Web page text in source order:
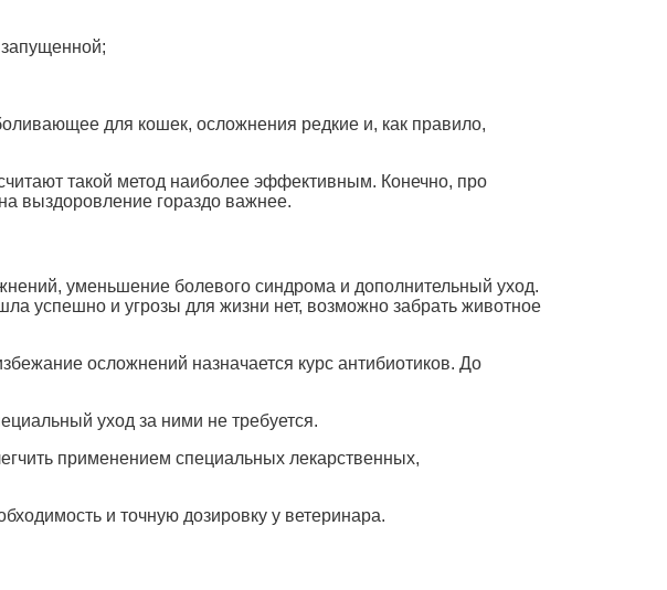
для кошек, осложнения редкие и, как правило,
такой метод наиболее эффективным. Конечно, про
выздоровление гораздо важнее.
уменьшение болевого синдрома и дополнительный уход.
успешно и угрозы для жизни нет, возможно забрать животное
осложнений назначается курс антибиотиков. До
уход за ними не требуется.
применением специальных лекарственных,
и точную дозировку у ветеринара.